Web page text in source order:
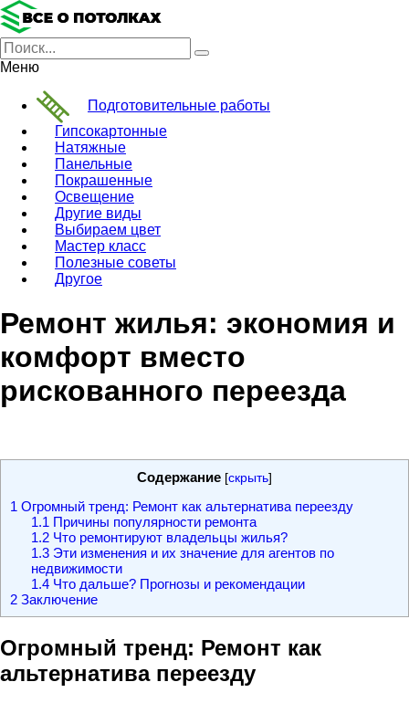
Меню
Подготовительные работы
Гипсокартонные
Натяжные
Панельные
Покрашенные
Освещение
Другие виды
Выбираем цвет
Мастер класс
Полезные советы
Другое
Ремонт жилья: экономия и
комфорт вместо
рискованного переезда
Содержание [скрыть]
1 Огромный тренд: Ремонт как альтернатива переезду
1.1 Причины популярности ремонта
1.2Что ремонтируют владельцы жилья?
1.3Эти изменения и их значение для агентов по
недвижимости
1.4Что дальше? Прогнозы и рекомендации
2 Заключение
Огромный тренд: Ремонт как
альтернатива переезду